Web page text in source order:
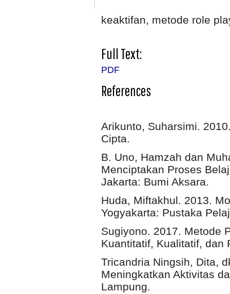
keaktifan, metode role
Full Text:
PDF
References
Arikunto, Suharsimi.
Cipta.
B. Uno, Hamzah dan
Menciptakan Proses
Jakarta: Bumi Aksara.
Huda, Miftakhul. 2013.
Yogyakarta: Pustaka
Sugiyono. 2017. Metode
Kuantitatif, Kualitatif, dan
Tricandria Ningsih, Dita,
Meningkatkan Aktivitas
Lampung.